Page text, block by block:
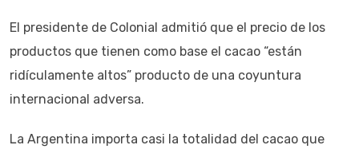
El presidente de Colonial admitió que el precio de los
productos que tienen como base el cacao “están
ridículamente altos” producto de una coyuntura
internacional adversa.
La Argentina importa casi la totalidad del cacao que